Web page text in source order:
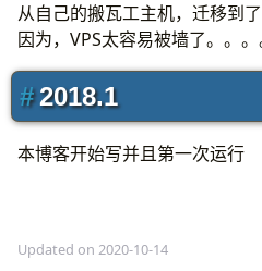
从自己的搬瓦工主机，迁移到
因为，VPS太容易被墙了。。。
2018.1
本博客开始写并且第一次运行
Updated on 2020-10-14